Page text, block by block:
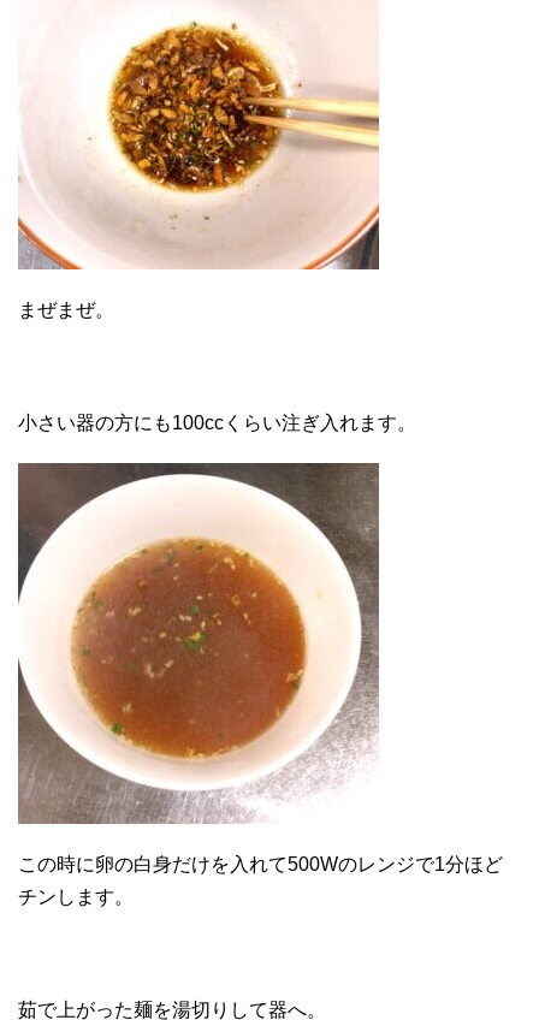
まぜまぜ。
小さい器の方にも100ccくらい注ぎ入れます。
この時に卵の白身だけを入れて500Wのレンジで1分ほど
チンします。
茹で上がった麺を湯切りして器へ。